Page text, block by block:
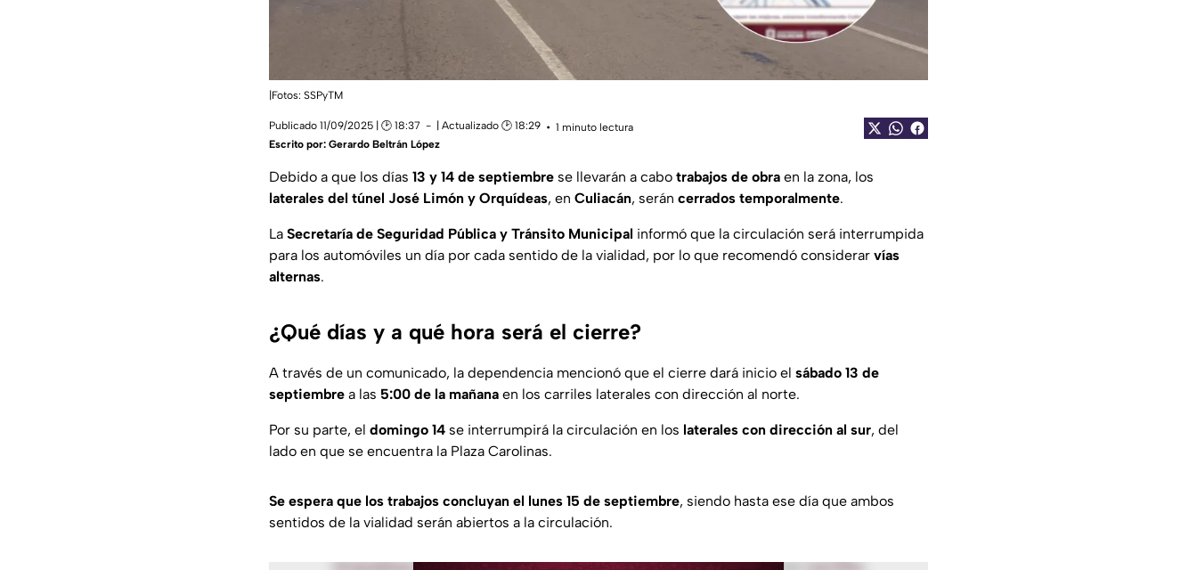
|Fotos: SSPyTM
Publicado 11/09/2025 | 🕑 18:37 | Actualizado 🕑 18:29
1 minuto lectura
Escrito por: Gerardo Beltrán López
Debido a que los días 13 y 14 de septiembre se llevarán a cabo trabajos de obra en la zona, los
laterales del túnel José Limón y Orquídeas, en Culiacán, serán cerrados temporalmente.
La Secretaría de Seguridad Pública y Tránsito Municipal informó que la circulación será interrumpida
para los automóviles un día por cada sentido de la vialidad, por lo que recomendó considerar vías
alternas.
¿Qué días y a qué hora será el cierre?
A través de un comunicado, la dependencia mencionó que el cierre dará inicio el sábado 13 de
septiembre a las 5:00 de la mañana en los carriles laterales con dirección al norte.
Por su parte, el domingo 14 se interrumpirá la circulación en los laterales con dirección al sur, del
lado en que se encuentra la Plaza Carolinas.
Se espera que los trabajos concluyan el lunes 15 de septiembre, siendo hasta ese día que ambos
sentidos de la vialidad serán abiertos a la circulación.